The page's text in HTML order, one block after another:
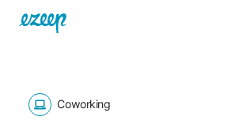
Coworking